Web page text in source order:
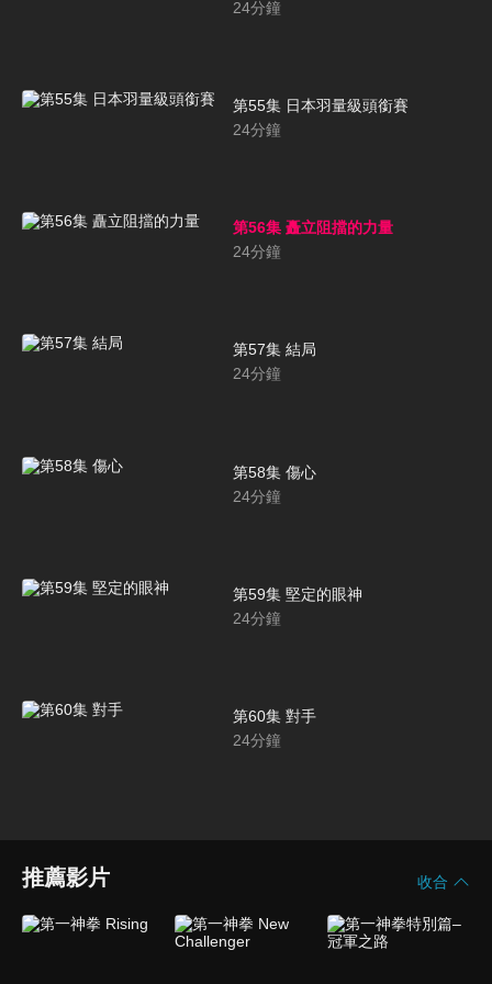
24分鐘
第55集 日本羽量級頭銜賽
24分鐘
第56集 矗立阻擋的力量
24分鐘
第57集 結局
24分鐘
第58集 傷心
24分鐘
第59集 堅定的眼神
24分鐘
第60集 對手
24分鐘
推薦影片 收合